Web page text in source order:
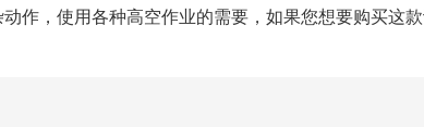
作，使用各种高空作业的需要，如果您想要购买这款